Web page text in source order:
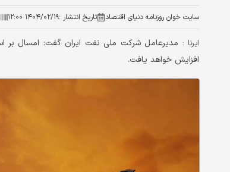
سایت خوان روزنامه دنیای اقتصاد تاریخ انتشار :۱۴۰۴/۰۲/۱۹ ۱۲:۰۰
ایرنا :
افزایش خواهد یافت.